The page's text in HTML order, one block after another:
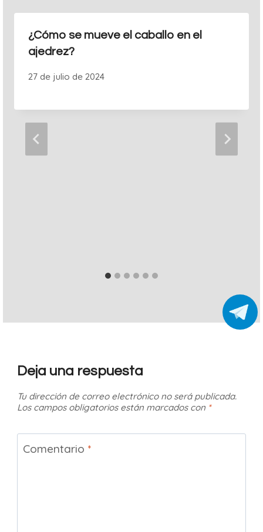
¿Cómo se mueve el caballo en el
ajedrez?
27 de julio de 2024
Deja una respuesta
Tu dirección de correo electrónico no será publicada.
Los campos obligatorios están marcados con *
Comentario *